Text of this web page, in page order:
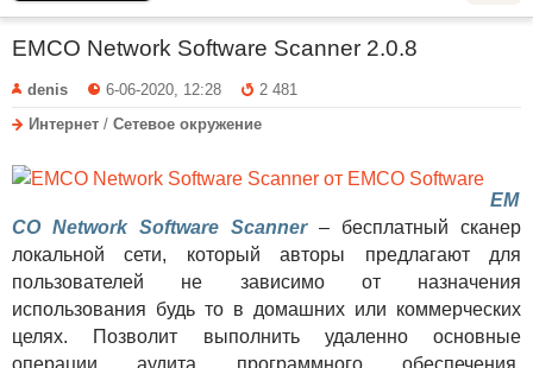
EMCO Network Software Scanner 2.0.8
denis 6-06-2020, 12:28
2 481
Интернет / Сетевое окружение
EM
CO Network Software Scanner– бесплатный сканер
локальной сети, который авторы предлагают для
пользователей не зависимо от назначения
использования будь то в домашних или коммерческих
целях. Позволит выполнить удаленно основные
операции аудита программного обеспечения,